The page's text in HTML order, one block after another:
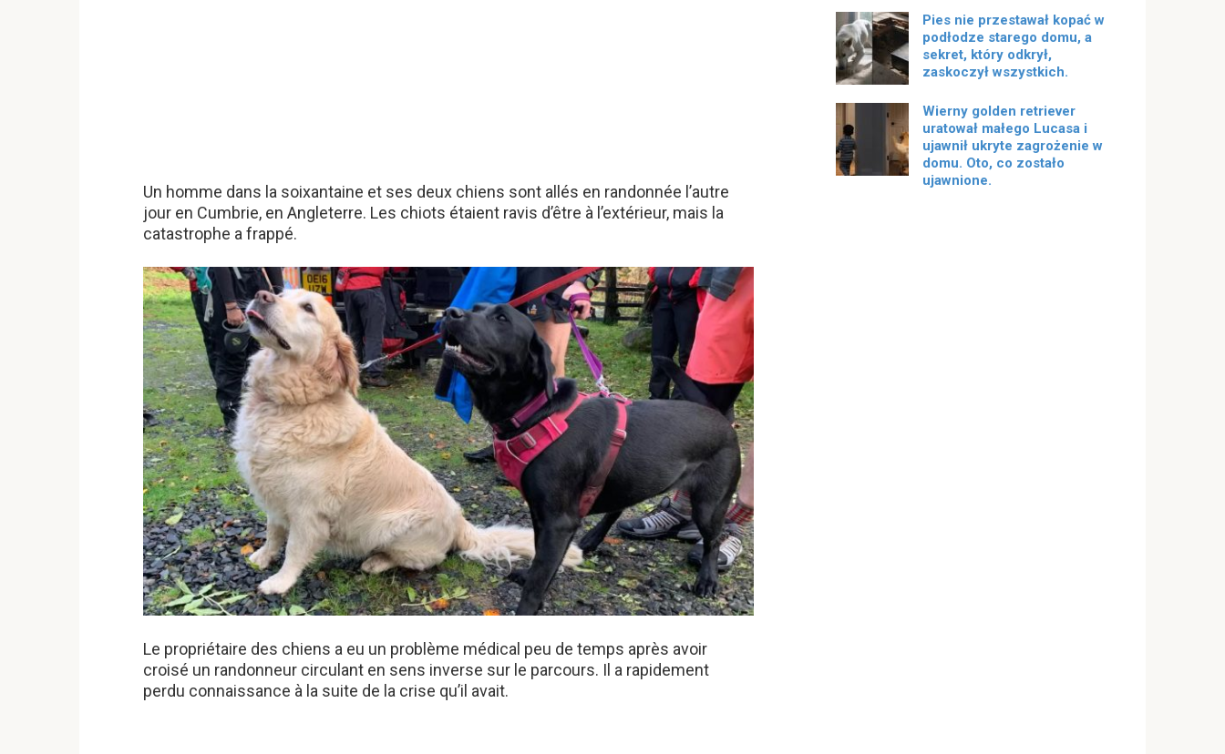
Un homme dans la soixantaine et ses deux chiens sont allés en randonnée l’autre
jour en Cumbrie, en Angleterre. Les chiots étaient ravis d’être à l’extérieur, mais la
catastrophe a frappé.
Le propriétaire des chiens a eu un problème médical peu de temps après avoir
croisé un randonneur circulant en sens inverse sur le parcours. Il a rapidement
perdu connaissance à la suite de la crise qu’il avait.
Pies nie przestawał kopać w
podłodze starego domu, a
sekret, który odkrył,
zaskoczył wszystkich.
Wierny golden retriever
uratował małego Lucasa i
ujawnił ukryte zagrożenie w
domu. Oto, co zostało
ujawnione.